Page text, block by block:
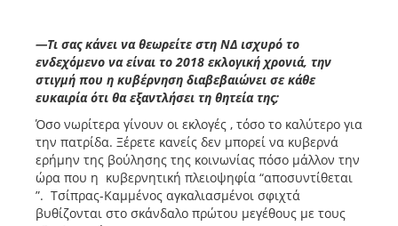
—Τι σας κάνει να θεωρείτε στη ΝΔ ισχυρό το
ενδεχόμενο να είναι το 2018 εκλογική χρονιά, την
στιγμή που η κυβέρνηση διαβεβαιώνει σε κάθε
ευκαιρία ότι θα εξαντλήσει τη θητεία της;
Όσο νωρίτερα γίνουν οι εκλογές , τόσο το καλύτερο για
την πατρίδα. Ξέρετε κανείς δεν μπορεί να κυβερνά
ερήμην της βούλησης της κοινωνίας πόσο μάλλον την
ώρα που η κυβερνητική πλειοψηφία “αποσυντίθεται
”. Τσίπρας-Καμμένος αγκαλιασμένοι σφιχτά
βυθίζονται στο σκάνδαλο πρώτου μεγέθους με τους